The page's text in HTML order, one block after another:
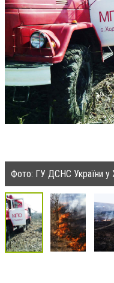
Фото: ГУ ДСНС України у